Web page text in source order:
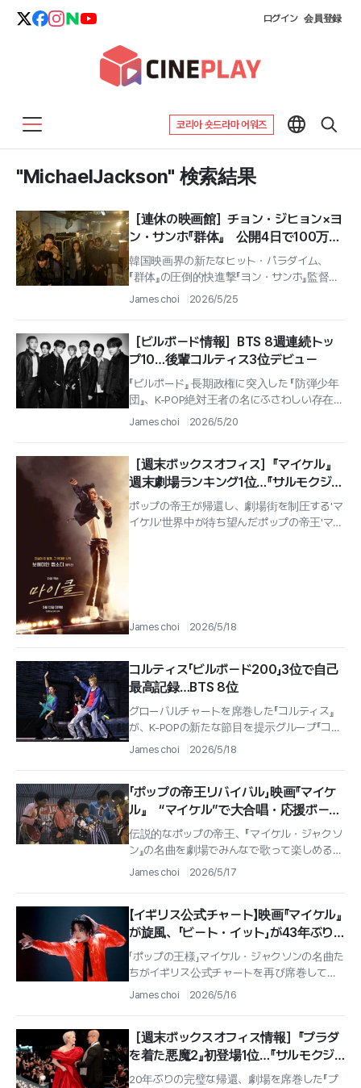
ログイン 会員登録
코리아 숏드라마 어워즈
"MichaelJackson" 検索結果
［連休の映画館］チョン・ジヒョン×ヨ
ン・サンホ『群体』 公開4日で100万人
突破…今年最短記録
韓国映画界の新たなヒット・パラダイム、
『群体』の圧倒的快進撃『ヨン・サンホ』監督の
独自のディストピア世界観と 『チョン・ジヒョ
James choi 2026/5/25
［ビルボード情報］BTS 8週連続トッ
プ10…後輩コルティス3位デビュー
『ビルボード』 長期政権に突入した 『防弾少年
団』、K-POP絶対王者の名にふさわしい存在感
グローバル最上位のグループ 『防弾少年団』の
James choi 2026/5/20
［週末ボックスオフィス］『マイケル』
週末劇場ランキング1位…『サルモクジ』
韓国ホラー興行新記録
ポップの帝王が帰還し、劇場街を制圧する'マ
イケル'世界中が待ち望んだポップの帝王'マイ
James choi 2026/5/18
コルティス「ビルボード200」3位で自己
最高記録…BTS 8位
グローバルチャートを席巻した『コルティス』
が、K-POPの新たな節目を提示グループ『コル
ティス』が2枚目のミニアルバム『グリーングリ
James choi 2026/5/18
「ポップの帝王リバイバル」映画『マイケ
ル』 “マイケル”で大合唱・応援ボード
上映会が続々、コンサート会場の震え
そのまま！
伝説的なポップの帝王、『マイケル・ジャクソ
ン』の名曲を劇場でみんなで歌って楽しめる特
別な上映会が開催される。配給会社ユニバー
James choi 2026/5/17
【イギリス公式チャート】映画『マイケル』
が旋風、「ビート・イット」が43年ぶり
に英チャートTOP5
「ポップの王様」マイケル・ジャクソンの名曲た
ちがイギリス公式チャートを再び席巻してい
る。彼の生涯を描いた伝記映画『マイケル』の
James choi 2026/5/16
［週末ボックスオフィス情報］『プラダ
を着た悪魔2』初登場1位…『サルモクジ』
歴代ホラー2位
20年ぶりの完璧な帰還、劇場を席巻した『プ